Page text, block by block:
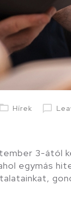
Hírek
3-ától
egymás